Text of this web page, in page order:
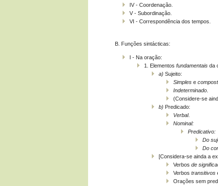
IV - Coordenação.
V - Subordinação.
VI - Correspondência dos tempos.
B. Funções sintácticas:
I - Na oração:
1. Elementos fundamentais da
a) Sujeito:
Simples e
Indeterminado
(Considere-se
b) Predicado:
Verbal.
Nominal:
Predicativo:
Do
Do
[Considera-se ainda a
Verbos de
Verbos transitivos
Orações sem